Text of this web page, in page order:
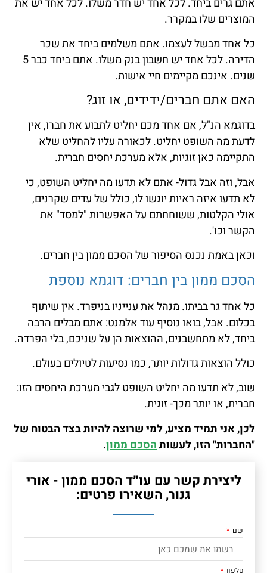
המוצרים שלו במקרר.
כל אחד מבשל לעצמו. אתם משלמים ביחד את שכר
הדירה. לכל אחד יש חשבון בנק משלו. אתם ביחד כבר 5
שנים. אינכם מקיימים חיי אישות.
האם אתם חברים/ידידים, או זוג?
בדוגמא הנ"ל, אם אחד מכם יחליט לתבוע את חברו, אין
לדעת מה השופט יחליט. לכאורה עליו להחליט שלא
התקיימה כאן זוגיות, אלא מערכת יחסים חברית.
אבל, וזה אבל גדול- אתם לא תדעו מה יחליט השופט, כי
לא תדעו איזה ראיות יוגשו לו, כולל של עדים שקרנים,
אולי הקלטות, ששוחחתם על האפשרות "למסד" את
הקשר וכו'.
וכאן באמת נכנס הסיפור של הסכם ממון בין חברים.
הסכם ממון בין חברים: דוגמא נוספת
כל אחד גר בביתו. מנהל את ענייניו בניפרד. אין שיתוף
בכלום. אבל, בואו נוסיף עוד אלמנט: אתם מבלים הרבה
ביחד, לא מתחשבנים, ההוצאות הן על שניכם, בלי הפרדה.
כולל הוצאות גדולות יותר, כמו נסיעות לטיולים בעולם.
שוב, לא תדעו מה יחליט השופט לגבי מערכת היחסים הזו:
חברית, או יותר מכך- זוגית.
לכן, אני תמיד מציע, למי שרוצה להיות בצד הבטוח של
"החברות" הזו, לעשותהסכם ממון.
ליצירת קשר עם עו״ד הסכם ממון - אורי
גנור, השאירו פרטים:
טלפון